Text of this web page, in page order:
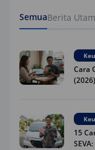
SemuaBerita
Cara
15